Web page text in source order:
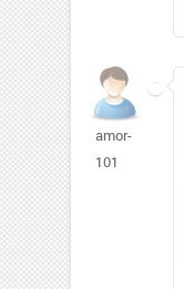
amor-
101